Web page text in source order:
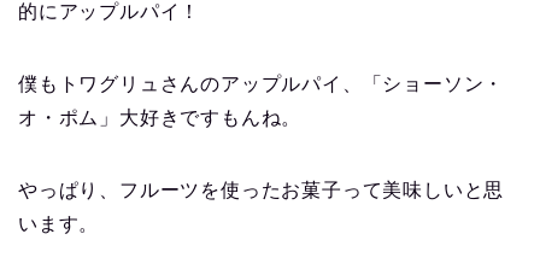
的にアップルパイ！
僕もトワグリュさんのアップルパイ、「ショーソン・
オ・ポム」大好きですもんね。
やっぱり、フルーツを使ったお菓子って美味しいと思
います。